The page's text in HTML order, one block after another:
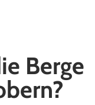
Berge